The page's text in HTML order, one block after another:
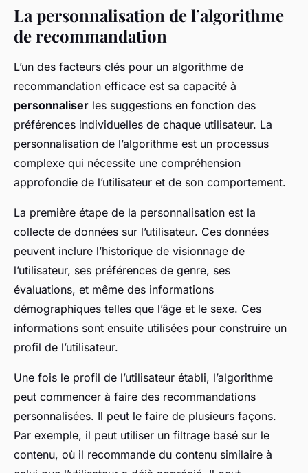
La personnalisation de l’algorithme
de recommandation
L’un des facteurs clés pour un algorithme de
recommandation efficace est sa capacité à
personnaliser les suggestions en fonction des
préférences individuelles de chaque utilisateur. La
personnalisation de l’algorithme est un processus
complexe qui nécessite une compréhension
approfondie de l’utilisateur et de son comportement.
La première étape de la personnalisation est la
collecte de données sur l’utilisateur. Ces données
peuvent inclure l’historique de visionnage de
l’utilisateur, ses préférences de genre, ses
évaluations, et même des informations
démographiques telles que l’âge et le sexe. Ces
informations sont ensuite utilisées pour construire un
profil de l’utilisateur.
Une fois le profil de l’utilisateur établi, l’algorithme
peut commencer à faire des recommandations
personnalisées. Il peut le faire de plusieurs façons.
Par exemple, il peut utiliser un filtrage basé sur le
contenu, où il recommande du contenu similaire à